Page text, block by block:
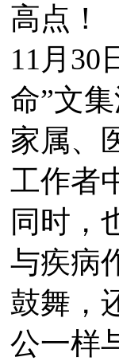
高点！
11月30
命”文
家属、
工作者
同时，
与疾病
鼓舞，
公一样